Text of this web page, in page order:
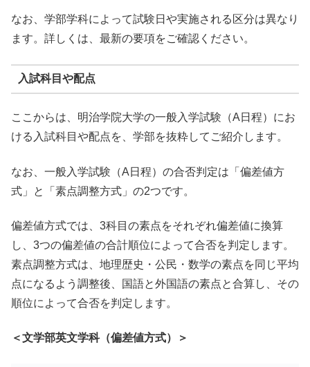
なお、学部学科によって試験日や実施される区分は異なり
ます。詳しくは、最新の要項をご確認ください。
入試科目や配点
ここからは、明治学院大学の一般入学試験（A日程）にお
ける入試科目や配点を、学部を抜粋してご紹介します。
なお、一般入学試験（A日程）の合否判定は「偏差値方
式」と「素点調整方式」の2つです。
偏差値方式では、3科目の素点をそれぞれ偏差値に換算
し、3つの偏差値の合計順位によって合否を判定します。
素点調整方式は、地理歴史・公民・数学の素点を同じ平均
点になるよう調整後、国語と外国語の素点と合算し、その
順位によって合否を判定します。
＜文学部英文学科（偏差値方式）＞